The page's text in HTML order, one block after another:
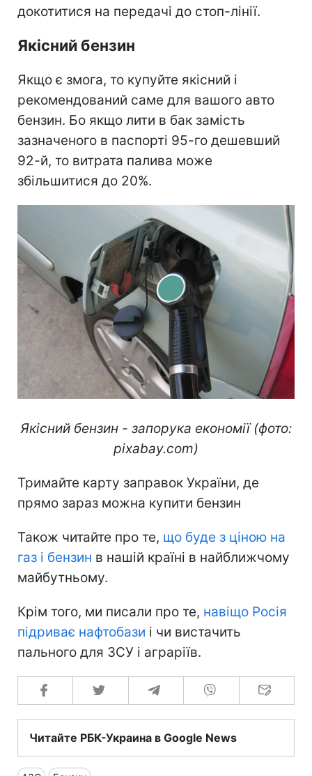
докотитися на передачі до стоп-лінії.
Якісний бензин
Якщо є змога, то купуйте якісний і
рекомендований саме для вашого авто
бензин. Бо якщо лити в бак замість
зазначеного в паспорті 95-го дешевший
92-й, то витрата палива може
збільшитися до 20%.
Якісний бензин - запорука економії (фото:
pixabay.com)
Тримайте карту заправок України, де
прямо зараз можна купити бензин
Також читайте про те, що буде з ціною на
газ і бензин в нашій країні в найближчому
майбутньому.
Крім того, ми писали про те, навіщо Росія
підриває нафтобази і чи вистачить
пального для ЗСУ і аграріїв.
Читайте РБК-Украина в Google News